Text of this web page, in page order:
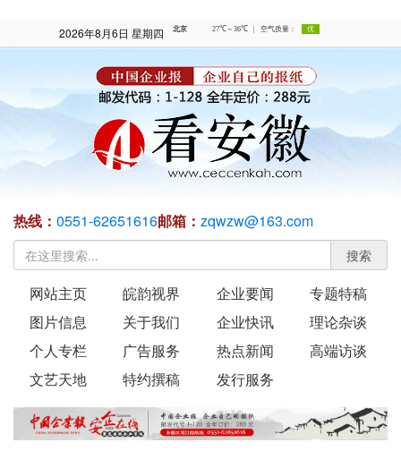
2026年8月6日 星期四
热线： 0551-62651616邮箱： zqwzw@163.com
搜索
网站主页 皖韵视界 企业要闻
专题特稿
图片信息
关于我们 企业快讯
理论杂谈
个人专栏
广告服务 热点新闻
高端访谈
文艺天地
特约撰稿 发行服务